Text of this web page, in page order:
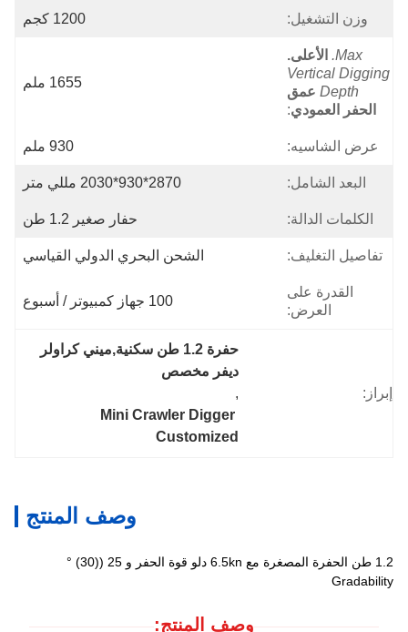
وزن التشغيل: 1200 كجم
Max. الأعلى.
Vertical Digging
Depth عمق
الحفر العمودي:
1655 ملم
عرض الشاسيه: 930 ملم
البعد الشامل: 2870*930*2030 مللي متر
الكلمات الدالة: حفار صغير 1.2 طن
تفاصيل التغليف: الشحن البحري الدولي القياسي
القدرة على
العرض:
100 جهاز كمبيوتر / أسبوع
إبراز:
حفرة 1.2 طن سكنية,ميني كراولر
ديفر مخصص
,
Mini Crawler Digger
Customized
وصف المنتج
1.2 طن الحفرة المصغرة مع 6.5kn دلو قوة الحفر و 25 ((30) °
Gradability
وصف المنتج: